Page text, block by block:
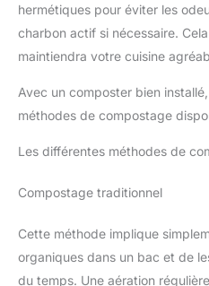
hermétiques pour éviter les
charbon actif si nécessaire.
maintiendra votre cuisine
Avec un composter bien
méthodes de compostage
Les différentes méthodes de
Compostage traditionnel
Cette méthode implique
organiques dans un bac et de
du temps. Une aération